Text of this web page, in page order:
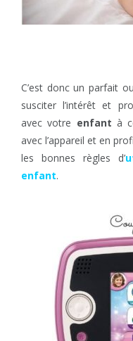
C’est donc un parfait
susciter l’intérêt et
avec votre enfant à
avec l’appareil et en
les bonnes règles d’
enfant.